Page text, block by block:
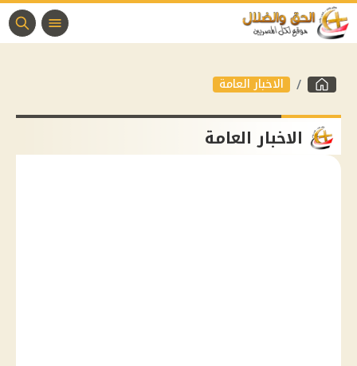
الاخبار العامة
الاخبار العامة